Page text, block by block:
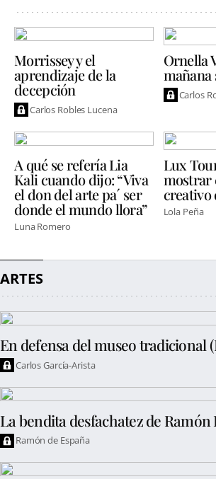
Morrissey y el
aprendizaje de la
decepción
Carlos Robles Lucena
Ornella
mañana
Carlos
A qué se refería Lia
Kali cuando dijo: “Viva
el don del arte pa´ ser
donde el mundo llora”
Luna Romero
Lux
mostrar
creativo
Lola Peña
ARTES
En defensa del museo tradicional
Carlos García-Arista
La bendita desfachatez de Ramón
Ramón de España